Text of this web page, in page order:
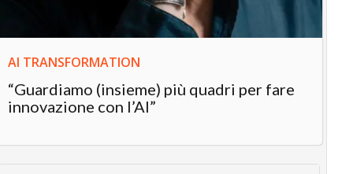
AI TRANSFORMATION
“Guardiamo (insieme) più quadri per fare
innovazione con l’AI”